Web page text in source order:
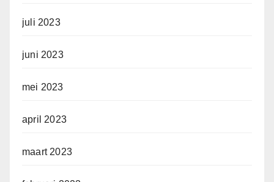
juli 2023
juni 2023
mei 2023
april 2023
maart 2023